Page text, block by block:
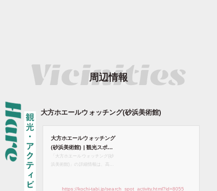
周辺情報
大方ホエールウォッチング(砂浜美術館)
大方ホエールウォッチング
(砂浜美術館) | 観光スポッ
ト検索 | 高知県観光情報We
bサイト「こうち旅ネッ
「大方ホエールウォッチング(砂
浜美術館)」の詳細情報は、高知
十川からの栄養豊富な水が流れる
https://kochi-tabi.jp/search_spot_activity.html?id=8055